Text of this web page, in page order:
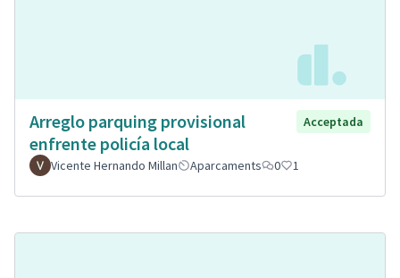
Arreglo parquing provisional
enfrente policía local
Acceptada
Vicente Hernando Millan Aparcaments 0 1